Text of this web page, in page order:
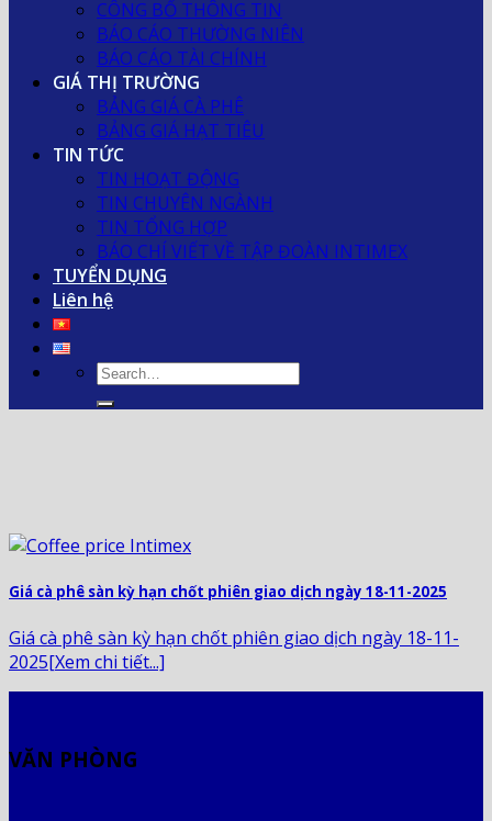
CÔNG BỐ THÔNG TIN
BÁO CÁO THƯỜNG NIÊN
BÁO CÁO TÀI CHÍNH
GIÁ THỊ TRƯỜNG
BẢNG GIÁ CÀ PHÊ
BẢNG GIÁ HẠT TIÊU
TIN TỨC
TIN HOẠT ĐỘNG
TIN CHUYÊN NGÀNH
TIN TỔNG HỢP
BÁO CHÍ VIẾT VỀ TẬP ĐOÀN INTIMEX
TUYỂN DỤNG
Liên hệ
Giá cà phê sàn kỳ hạn chốt phiên giao dịch ngày 18-11-2025
Giá cà phê sàn kỳ hạn chốt phiên giao dịch ngày 18-11-
2025[Xem chi tiết...]
VĂN PHÒNG